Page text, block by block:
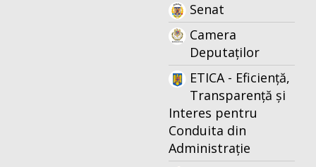
Senat
Camera
Deputaților
ETICA - Eficiență,
Transparență și
Interes pentru
Conduita din
Administrație